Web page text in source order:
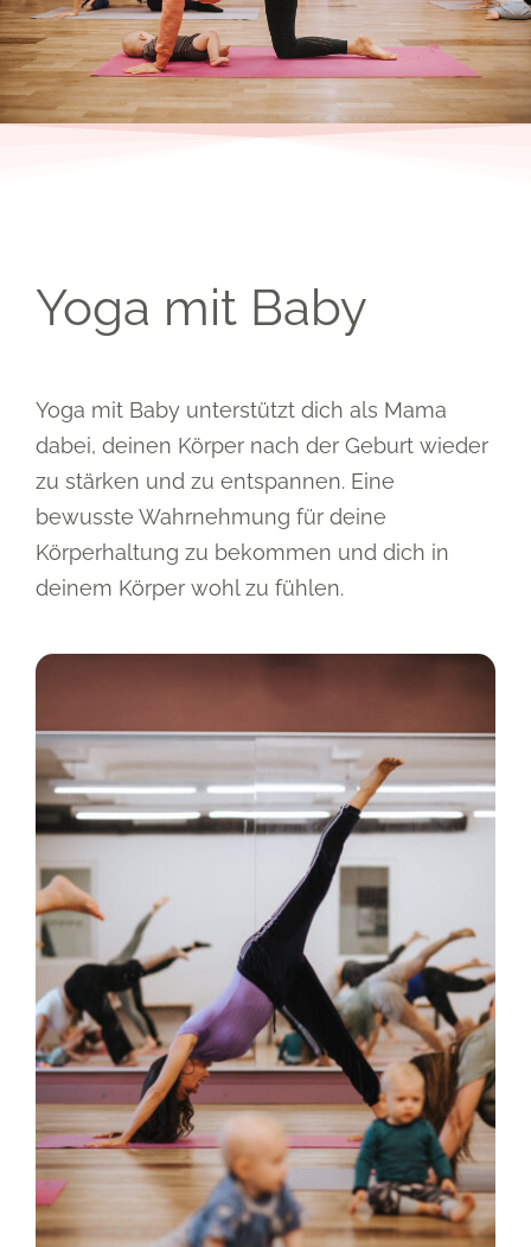
Yoga mit Baby
Yoga mit Baby unterstützt dich als Mama
dabei, deinen Körper nach der Geburt wieder
zu stärken und zu entspannen. Eine
bewusste Wahrnehmung für deine
Körperhaltung zu bekommen und dich in
deinem Körper wohl zu fühlen.